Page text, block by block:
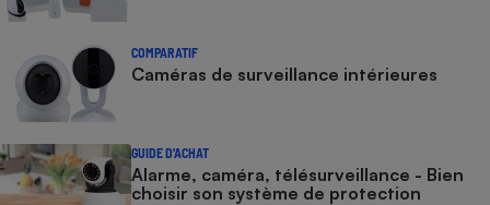
COMPARATIF
Caméras de surveillance intérieures
GUIDE D'ACHAT
Alarme, caméra, télésurveillance - Bien
choisir son système de protection